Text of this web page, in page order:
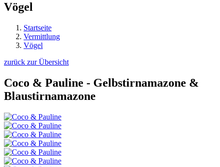
Vögel
Startseite
Vermittlung
Vögel
zurück zur Übersicht
Coco & Pauline - Gelbstirnamazone &
Blaustirnamazone